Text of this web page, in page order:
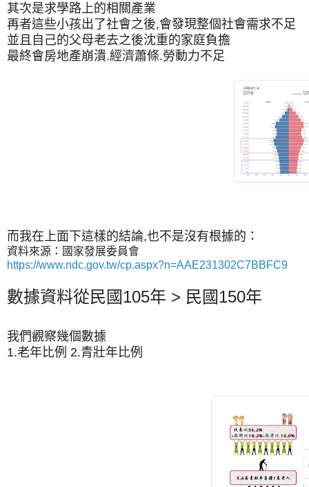
其次是求學路上的相關產業
再者這些小孩出了社會之後,會發現整個社會需求不足
並且自己的父母老去之後沈重的家庭負擔
最終會房地產崩潰.經濟蕭條.勞動力不足
而我在上面下這樣的結論,也不是沒有根據的：
資料來源：國家發展委員會
https://www.ndc.gov.tw/cp.aspx?n=AAE231302C7BBFC9
數據資料從民國105年 > 民國150年
我們觀察幾個數據
1.老年比例 2.青壯年比例